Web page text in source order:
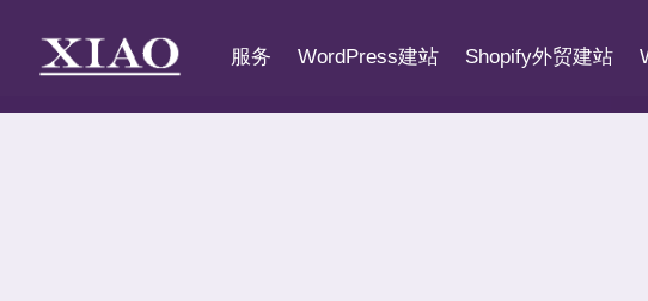
容
服务 WordPress建站 Shopify外贸建站